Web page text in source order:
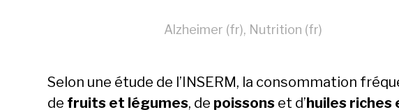
Alzheimer (fr), Nutrition (fr)
Selon une étude de l’INSERM, la consommation
de fruits et légumes, de poissons et d’huiles riches